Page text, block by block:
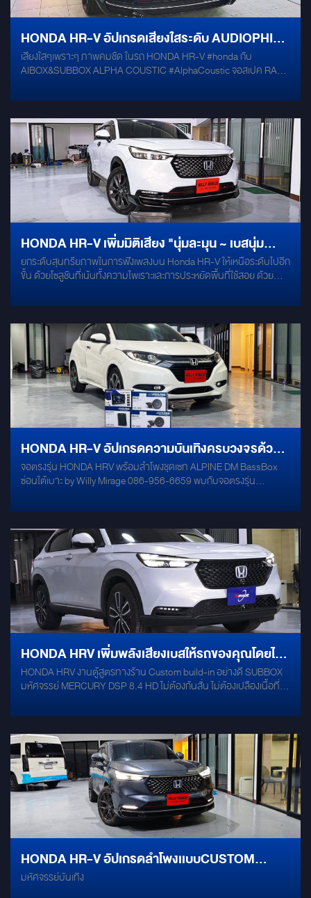
HONDA HR-V อัปเกรดเสียงใสระดับ AUDIOPHILE
ในระบบเดิมแบบง่ายๆ โดยไม่ต้องเปลี่ยนจอ!
เสียงใสๆเพราะๆ ภาพคมชัด ในรถ HONDA HR-V #honda กับ
AIBOX&SUBBOX ALPHA COUSTIC #AlphaCoustic จอสเปค RAM
#Audison ไม่ต้องเปลี่ยนฟ้อนหน้าจอ เพียงแค่เสียบเชื่อมต่อANDROID
ต่างๆในการใช้งาน ช่องทีวีระบบออนไลน์ต่างๆลื่นไหลไม่มีสะดุด
AUDISON APK 165 2Ohm AUDISON APX 6.5 ALPINE PXE-R500
SUBBOX ALPHA COUSTIC 10"
HONDA HR-V เพิ่มมิติเสียง "นุ่มละมุน ~ เบสนุ่ม
ลอย" ด้วย MERCURY DSP 8.4 HD
ยกระดับสุนทรียภาพในการฟังเพลงบน Honda HR-V ให้เหนือระดับไปอีก
ขั้น ด้วยโซลูชันที่เน้นทั้งความไพเราะและการประหยัดพื้นที่ใช้สอย ด้วย
ยกคอนเสิร์ตมาไว้ตรงหน้า เป็นอุปกรณ์ที่รวมความอัจฉริยะไว้ในเครื่อง
เบสนุ่มลอย (Deep & Smooth Bass): ให้มวลเบสที่ทอดตัวได้นุ่มนวล ฟัง
แล้วไม่ล้าหู ให้ความเป็นดนตรีสูง ต่างจากซับวูฟเฟอร์ทั่วไปที่เน้นเพียง
ความดัง ชิป DSP อัจฉริยะ: ทำหน้าที่ปรับจูนเวทีเสียง (Sound Stage) ให้
กว้างและแม่นยำ ทุกชิ้นดนตรีมีความสมจริงเสมือนอยู่ในโถงแสดงดนตรี
ติดตั้งซ่อนได้เนียน: ตัวเครื่องมีขนาดกะทัดรัด สามารถติดตั้งไว้ด้านหลัง
หรือมุมต่างๆ ของรถได้โดยไม่เสียพื้นที่ใช้งานจริงของตัวรถ
HONDA HR-V อัปเกรดความบันเทิงครบวงจรด้วย
สเปกจอสุดแรงผสานพลังเสียง HI-END จาก
จอตรงรุ่น HONDA HRV พร้อมลำโพงชุดเซท ALPINE DM BassBox
ซ่อนใต้เบาะ by Willy Mirage 086-956-6659 พบกับจอตรงรุ่น
หน้าและคู่หลัง !! และเสริมพลังเสียงด้วย BASSBOX ALPINE ที่สามารถ
หลัง หน้าจอ Android ตรงรุ่น HONDA HRV OCTA - CORE - RAM 6 /
ROM 128 รองรับแอพพลิเคชั่น Youtube / Netflix / Google Maps /
Spotify / Google Play ALPINE PWE-M770 BASSBOX ขนาดเล็ก
สามารถติดตั้งใต้เบาะคนนั่งได้ DAMP MERCURY GOLD
HONDA HRV เพิ่มพลังเสียงเบสให้รถของคุณโดยไม่
เสียพื้นที่
HONDA HRV งานตู้สูตรทางร้าน Custom build-in อย่างดี SUBBOX
มหัศจรรย์ MERCURY DSP 8.4 HD ไม่ต้องก้นสั่น ไม่ต้องเปลืองเนื้อที่
ด้วย DAMP GRIBZ ถึง 4 บานประตู
HONDA HR-V อัปเกรดลำโพงเเบบCUSTOM
BUILD ระดับพรีเมียม สวยเนียนไม่เสียพื้นที่
มหัศจรรย์บันเทิง